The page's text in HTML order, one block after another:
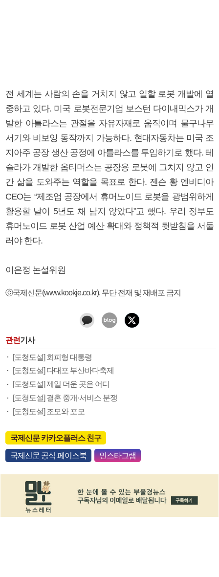
전 세계는 사람의 손을 거치지 않고 일할 로봇 개발에 열
중하고 있다. 미국 로봇전문기업 보스턴 다이내믹스가 개
발한 아틀라스는 관절을 자유자재로 움직이며 물구나무
서기와 비보잉 동작까지 가능하다. 현대자동차는 미국 조
지아주 공장 생산 공정에 아틀라스를 투입하기로 했다. 테
슬라가 개발한 옵티머스는 공장용 로봇에 그치지 않고 인
간 삶을 도와주는 역할을 목표로 한다. 젠슨 황 엔비디아
CEO는 “제조업 공장에서 휴머노이드 로봇을 광범위하게
활용할 날이 5년도 채 남지 않았다”고 했다. 우리 정부도
휴머노이드 로봇 산업 예산 확대와 정책적 뒷받침을 서둘
러야 한다.
이은정 논설위원
ⓒ국제신문(www.kookje.co.kr), 무단 전재 및 재배포 금지
관련기사
[도청도설] 회피형 대통령
[도청도설] 다대포 부산바다축제
[도청도설] 제일 더운 곳은 어디
[도청도설] 결혼 중개·서비스 분쟁
[도청도설] 조모와 포모
국제신문 카카오플러스 친구
국제신문 공식 페이스북 인스타그램